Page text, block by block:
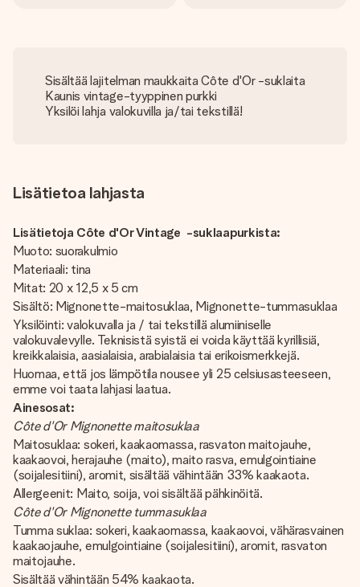
Sisältää lajitelman maukkaita Côte d'Or -suklaita
Kaunis vintage-tyyppinen purkki
Yksilöi lahja valokuvilla ja/tai tekstillä!
Lisätietoa lahjasta
Lisätietoja Côte d'Or Vintage -suklaapurkista:
Muoto: suorakulmio
Materiaali: tina
Mitat: 20 x 12,5 x 5 cm
Sisältö: Mignonette-maitosuklaa, Mignonette-tummasuklaa
Yksilöinti: valokuvalla ja / tai tekstillä alumiiniselle
valokuvalevylle. Teknisistä syistä ei voida käyttää kyrillisiä,
kreikkalaisia, aasialaisia, arabialaisia ​​tai erikoismerkkejä.
Huomaa, että jos lämpötila nousee yli 25 celsiusasteeseen,
emme voi taata lahjasi laatua.
Ainesosat:
Côte d'Or Mignonette maitosuklaa
Maitosuklaa: sokeri, kaakaomassa, rasvaton maitojauhe,
kaakaovoi, herajauhe (maito), maito rasva, emulgointiaine
(soijalesitiini), aromit, sisältää vähintään 33% kaakaota.
Allergeenit: Maito, soija, voi sisältää pähkinöitä.
Côte d'Or Mignonette tummasuklaa
Tumma suklaa: sokeri, kaakaomassa, kaakaovoi, vähärasvainen
kaakaojauhe, emulgointiaine (soijalesitiini), aromit, rasvaton
maitojauhe.
Sisältää vähintään 54% kaakaota.